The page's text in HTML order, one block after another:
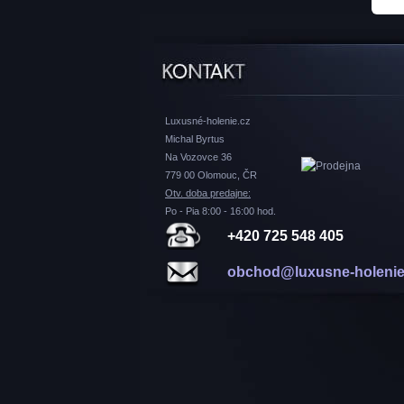
Luxusné-holenie.cz
Michal Byrtus
Na Vozovce 36
779 00 Olomouc, ČR
Otv. doba predajne:
Po - Pia 8:00 - 16:00 hod.
+420 725 548 405
obchod@luxusne-